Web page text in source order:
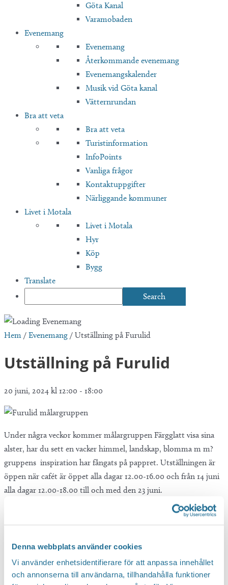
Denna webbplats använder cookies
Vi använder enhetsidentifierare för att anpassa innehållet
och annonserna till användarna, tillhandahålla funktioner
Göta Kanal
Varamobaden
Evenemang
Evenemang
Återkommande evenemang
Evenemangskalender
Musik vid Göta kanal
Vätternrundan
Bra att veta
Bra att veta
Turistinformation
InfoPoints
Vanliga frågor
Kontaktuppgifter
Närliggande kommuner
Livet i Motala
Livet i Motala
Hyr
Köp
Bygg
Translate
Hem / Evenemang / Utställning på Furulid
Utställning på Furulid
20 juni, 2024 kl 12:00 - 18:00
Under några veckor kommer målargruppen Färgglatt visa sina
alster, har du sett en vacker himmel, landskap, blomma m m?
gruppens inspiration har fångats på pappret. Utställningen är
öppen när cafét är öppet alla dagar 12.00-16.00 och från 14 juni
alla dagar 12.00-18.00 till och med den 23 juni.